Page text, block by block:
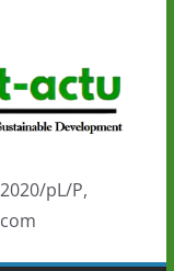
Togo sur
au-delà des
politique
de
pL/P,